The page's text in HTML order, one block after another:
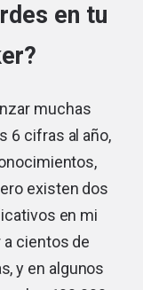
en tu
muchas
6 cifras al año,
existen dos
en mi
a cientos de
y en algunos